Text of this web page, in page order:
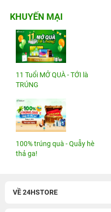
KHUYẾN MẠI
11 Tuổi MỞ QUÀ - TỚI là
TRÚNG
100% trúng quà - Quẫy hè
thả ga!
VỀ 24HSTORE